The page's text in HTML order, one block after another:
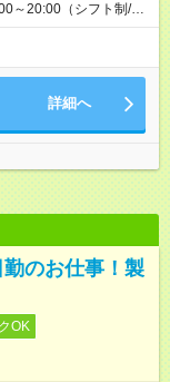
～20:00（シフト制/実
4も有り） ※配達状況に
より多少の前後あり
詳細へ
のお仕事！製
OK